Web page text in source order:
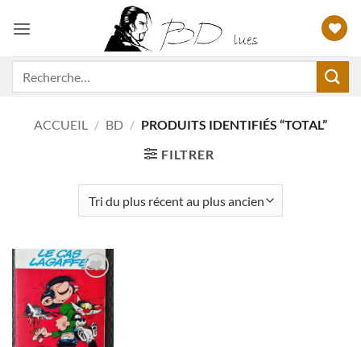
ACCUEIL / BD / PRODUITS IDENTIFIÉS “TOTAL”
FILTRER
Ajouter
à ma
liste